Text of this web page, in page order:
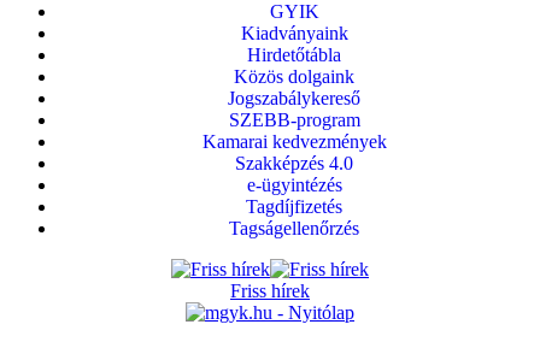
GYIK
Kiadványaink
Hirdetőtábla
Közös dolgaink
Jogszabálykereső
SZEBB-program
Kamarai kedvezmények
Szakképzés 4.0
e-ügyintézés
Tagdíjfizetés
Tagságellenőrzés
Friss hírek